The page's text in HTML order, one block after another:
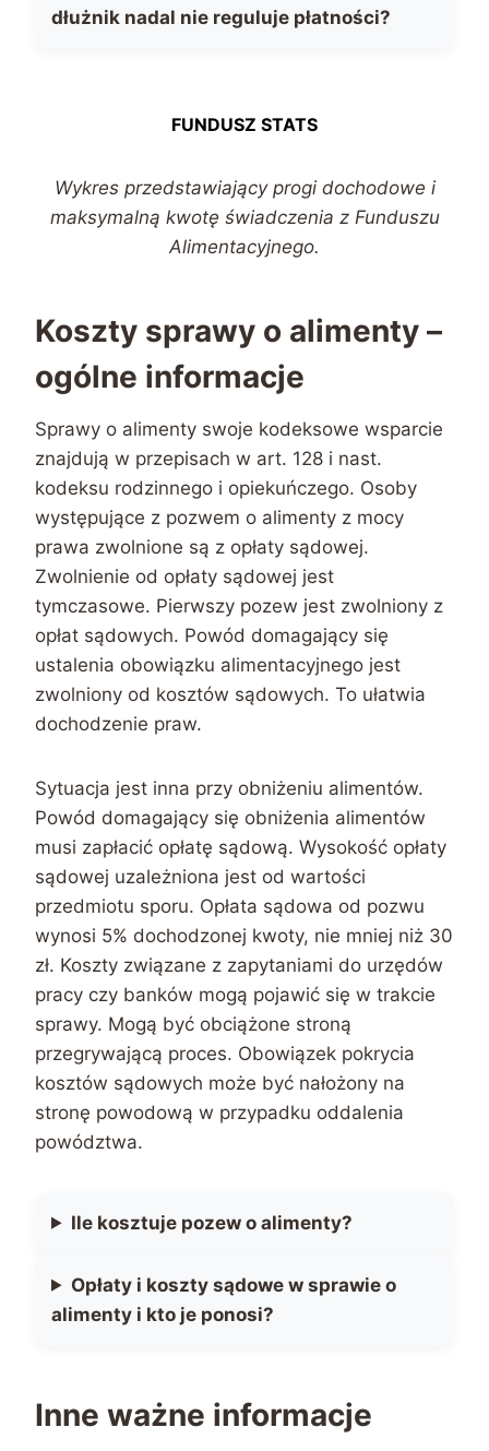
dłużnik nadal nie reguluje płatności?
FUNDUSZ STATS
Wykres przedstawiający progi dochodowe i
maksymalną kwotę świadczenia z Funduszu
Alimentacyjnego.
Koszty sprawy o alimenty –
ogólne informacje
Sprawy o alimenty swoje kodeksowe wsparcie
znajdują w przepisach w art. 128 i nast.
kodeksu rodzinnego i opiekuńczego. Osoby
występujące z pozwem o alimenty z mocy
prawa zwolnione są z opłaty sądowej.
Zwolnienie od opłaty sądowej jest
tymczasowe. Pierwszy pozew jest zwolniony z
opłat sądowych. Powód domagający się
ustalenia obowiązku alimentacyjnego jest
zwolniony od kosztów sądowych. To ułatwia
dochodzenie praw.
Sytuacja jest inna przy obniżeniu alimentów.
Powód domagający się obniżenia alimentów
musi zapłacić opłatę sądową. Wysokość opłaty
sądowej uzależniona jest od wartości
przedmiotu sporu. Opłata sądowa od pozwu
wynosi 5% dochodzonej kwoty, nie mniej niż 30
zł. Koszty związane z zapytaniami do urzędów
pracy czy banków mogą pojawić się w trakcie
sprawy. Mogą być obciążone stroną
przegrywającą proces. Obowiązek pokrycia
kosztów sądowych może być nałożony na
stronę powodową w przypadku oddalenia
powództwa.
Ile kosztuje pozew o alimenty?
Opłaty i koszty sądowe w sprawie o
alimenty i kto je ponosi?
Inne ważne informacje